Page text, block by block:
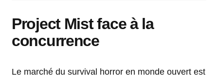
Project Mist face à la
concurrence
Le marché du survival horror en monde ouvert est